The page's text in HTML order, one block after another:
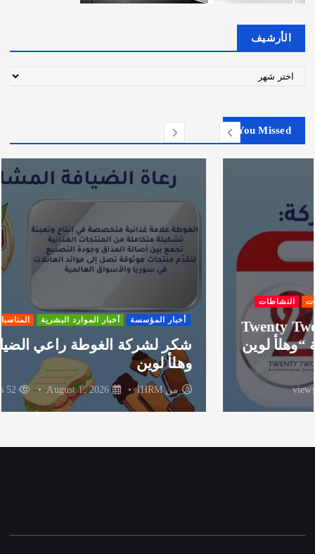
الأرشيف
You Missed
أخبار المؤسسة أخبار الموارد البشرية المناسبات النشاطات
شكر لشركة الغوطة راعي الضيافة لفعالية
وهلأ لوين
من IHRM
52 views